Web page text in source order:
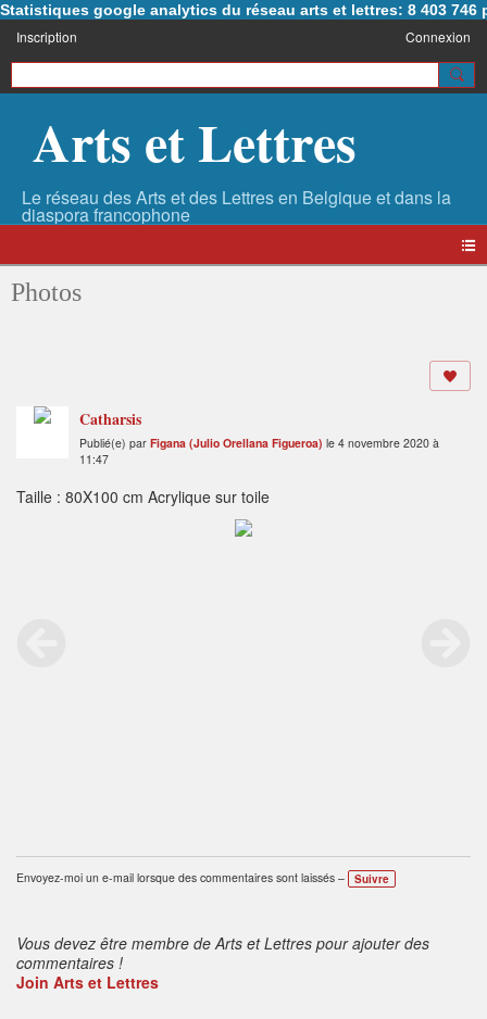
Statistiques google analytics du réseau arts et lettres: 8 403 746
Inscription Connexion
Arts et Lettres
Photos
Catharsis
Publié(e) par Figana (Julio Orellana Figueroa) le 4 novembre 2020 à
11:47
Taille : 80X100 cm Acrylique sur toile
Envoyez-moi un e-mail lorsque des commentaires sont laissés – Suivre
Vous devez être membre de Arts et Lettres pour ajouter des
commentaires !
Join Arts et Lettres